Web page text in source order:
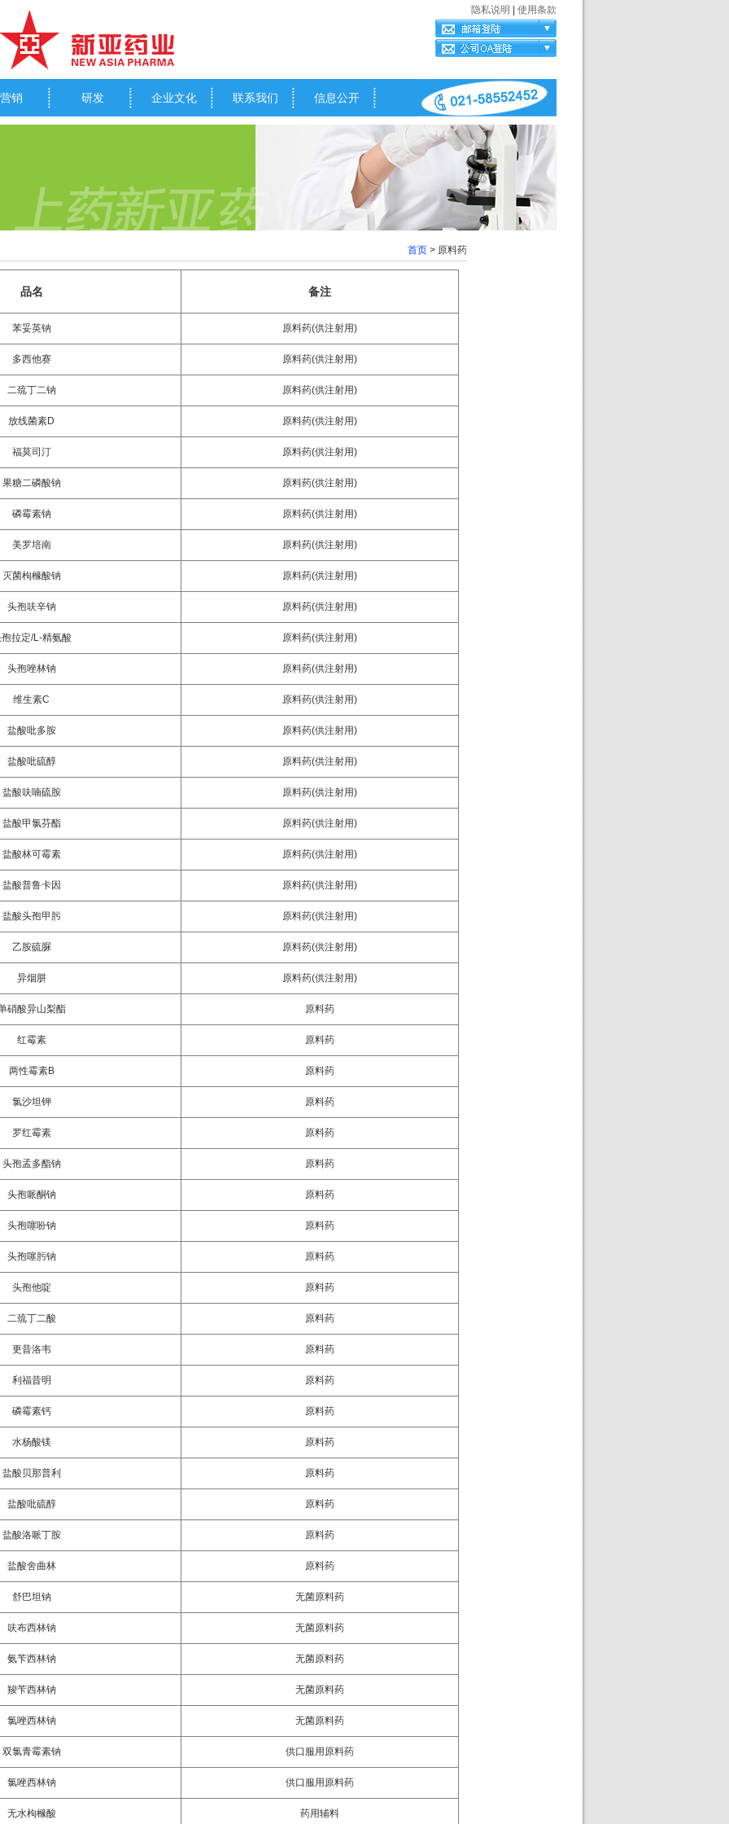
隐私说明 使用条款
营销 研发 企业文化 联系我们 信息公开
首页 > 原料药
品名 备注
苯妥英钠 原料药(供注射用)
多西他赛 原料药(供注射用)
二巯丁二钠 原料药(供注射用)
放线菌素D 原料药(供注射用)
福莫司汀 原料药(供注射用)
果糖二磷酸钠 原料药(供注射用)
磷霉素钠 原料药(供注射用)
美罗培南 原料药(供注射用)
灭菌枸橼酸钠 原料药(供注射用)
头孢呋辛钠 原料药(供注射用)
拉定/L-精氨酸 原料药(供注射用)
头孢唑林钠 原料药(供注射用)
维生素C 原料药(供注射用)
盐酸吡多胺 原料药(供注射用)
盐酸吡硫醇 原料药(供注射用)
盐酸呋喃硫胺 原料药(供注射用)
盐酸甲氯芬酯 原料药(供注射用)
盐酸林可霉素 原料药(供注射用)
盐酸普鲁卡因 原料药(供注射用)
盐酸头孢甲肟 原料药(供注射用)
乙胺硫脲 原料药(供注射用)
异烟肼 原料药(供注射用)
硝酸异山梨酯 原料药
红霉素 原料药
两性霉素B 原料药
氯沙坦钾 原料药
罗红霉素 原料药
头孢孟多酯钠 原料药
头孢哌酮钠 原料药
头孢噻吩钠 原料药
头孢噻肟钠 原料药
头孢他啶 原料药
二巯丁二酸 原料药
更昔洛韦 原料药
利福昔明 原料药
磷霉素钙 原料药
水杨酸镁 原料药
盐酸贝那普利 原料药
盐酸吡硫醇 原料药
盐酸洛哌丁胺 原料药
盐酸舍曲林 原料药
舒巴坦钠 无菌原料药
呋布西林钠 无菌原料药
氨苄西林钠 无菌原料药
羧苄西林钠 无菌原料药
氯唑西林钠 无菌原料药
双氯青霉素钠 供口服用原料药
氯唑西林钠 供口服用原料药
无水枸橼酸 药用辅料